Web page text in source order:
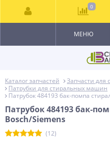
МЕНЮ
Каталог запчастей
Запчасти
Патрубки для стиральных машин
Патрубок 484193 бак-помпа
Патрубок 484193 бак-
Bosch/Siemens
(12)
0